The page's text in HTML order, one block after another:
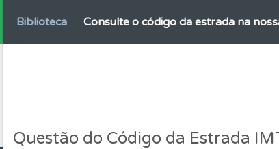
Biblioteca Consulte o código da estrada na
Questão do Código da Estrada